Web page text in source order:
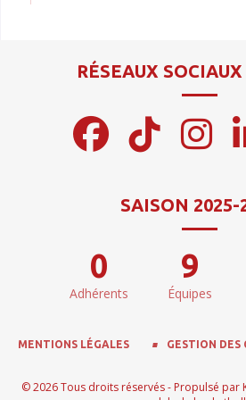
RÉSEAUX
SAISON 2025-
0
Adhérents
9
Équipes
MENTIONS LÉGALES GESTION DES
© 2026 Tous droits réservés - Propulsé par